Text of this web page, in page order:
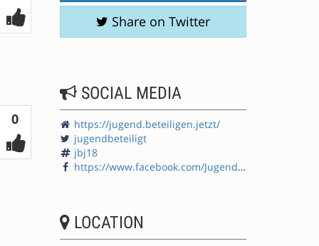
0Votes
Share on Twitter
SOCIAL MEDIA
https://jugend.beteiligen.jetzt/
jugendbeteiligt
jbj18
https://www.facebook.com/Jugendbeteiligung.de/
LOCATION